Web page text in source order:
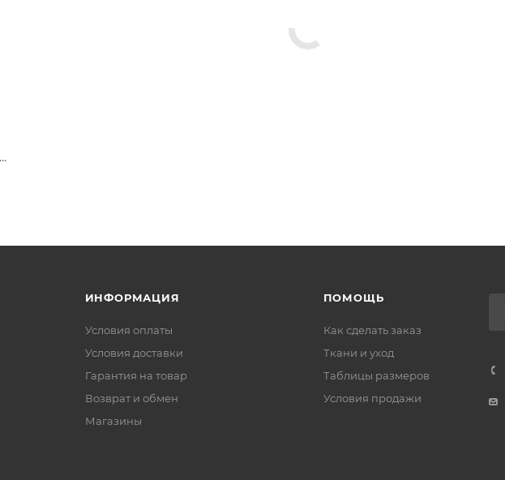
ИНФОРМАЦИЯ
Условия оплаты
Условия доставки
Гарантия на товар
Возврат и обмен
Магазины
ПОМОЩЬ
Как сделать заказ
Ткани и уход
Таблицы размеров
Условия продажи